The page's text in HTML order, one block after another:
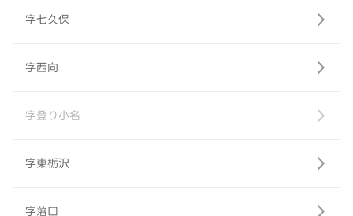
字七久保
字西向
字登り小名
字東栃沢
字藩口